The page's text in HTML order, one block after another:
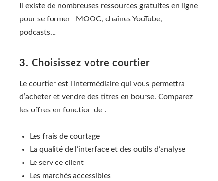
Il existe de nombreuses ressources gratuites en ligne
pour se former : MOOC, chaînes YouTube,
podcasts…
3. Choisissez votre courtier
Le courtier est l’intermédiaire qui vous permettra
d’acheter et vendre des titres en bourse. Comparez
les offres en fonction de :
Les frais de courtage
La qualité de l’interface et des outils d’analyse
Le service client
Les marchés accessibles